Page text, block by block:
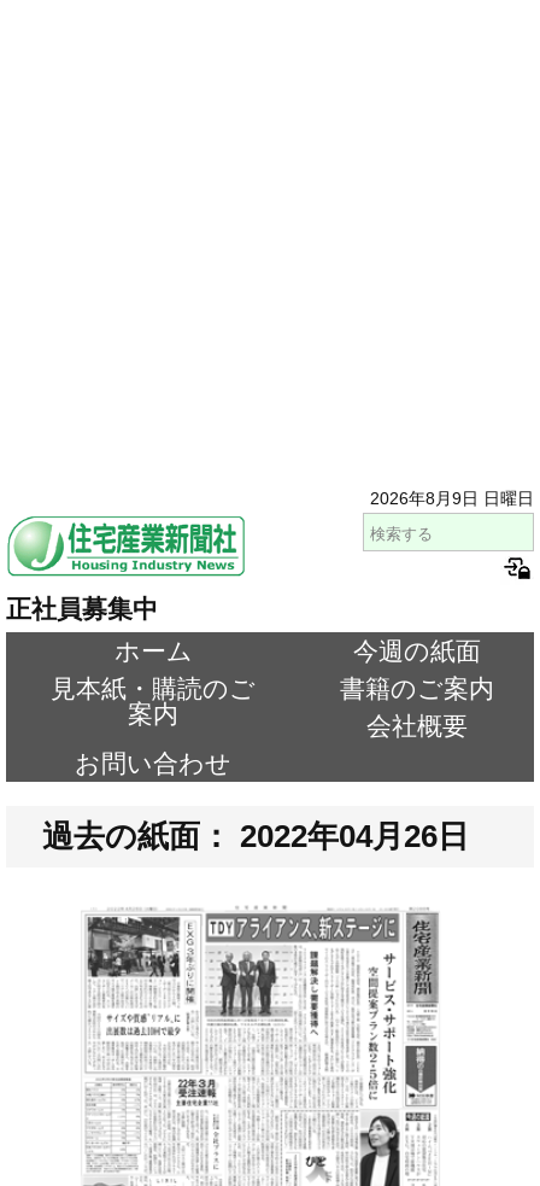
2026年8月9日 日曜日
正社員募集中
ホーム
今週の紙面
見本紙・購読のご
案内
書籍のご案内
会社概要
お問い合わせ
過去の紙面： 2022年04月26日